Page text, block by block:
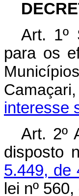
Art. 1º
para os
interesse
Art. 2º
disposto
5.449, de
lei nº